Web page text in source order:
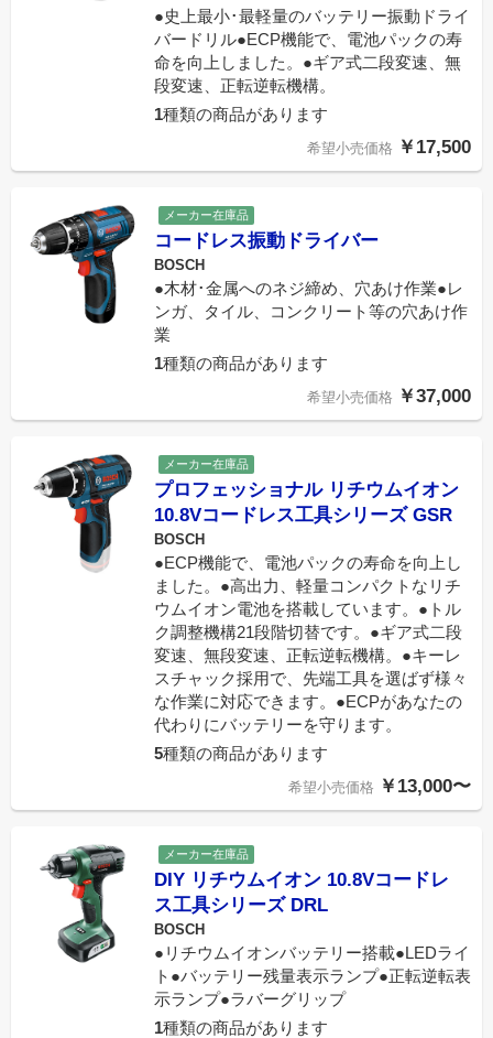
●史上最小･最軽量のバッテリー振動ドライ
バードリル●ECP機能で、電池パックの寿
命を向上しました。●ギア式二段変速、無
段変速、正転逆転機構。
1種類の商品があります
希望小売価格 ￥17,500
メーカー在庫品
コードレス振動ドライバー
BOSCH
●木材･金属へのネジ締め、穴あけ作業●レ
ンガ、タイル、コンクリート等の穴あけ作
業
1種類の商品があります
希望小売価格 ￥37,000
メーカー在庫品
プロフェッショナル リチウムイオン
10.8Vコードレス工具シリーズ GSR
BOSCH
●ECP機能で、電池パックの寿命を向上し
ました。●高出力、軽量コンパクトなリチ
ウムイオン電池を搭載しています。●トル
ク調整機構21段階切替です。●ギア式二段
変速、無段変速、正転逆転機構。●キーレ
スチャック採用で、先端工具を選ばず様々
な作業に対応できます。●ECPがあなたの
代わりにバッテリーを守ります。
5種類の商品があります
希望小売価格 ￥13,000〜
メーカー在庫品
DIY リチウムイオン 10.8Vコードレ
ス工具シリーズ DRL
BOSCH
●リチウムイオンバッテリー搭載●LEDライ
ト●バッテリー残量表示ランプ●正転逆転表
示ランプ●ラバーグリップ
1種類の商品があります